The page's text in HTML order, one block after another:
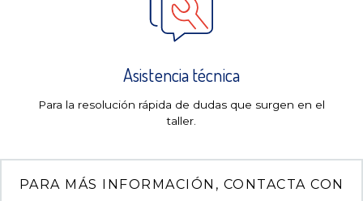
Asistencia técnica
Para la resolución rápida de dudas que surgen en el
taller.
PARA MÁS INFORMACIÓN, CONTACTA CON